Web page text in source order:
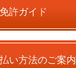
許ガイド
い方法のご案内